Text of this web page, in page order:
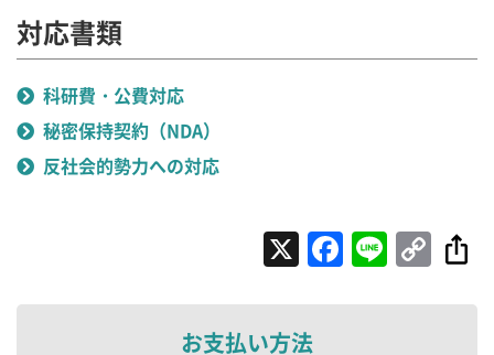
対応書類
科研費・公費対応
秘密保持契約（NDA）
反社会的勢力への対応
X Line
お支払い方法